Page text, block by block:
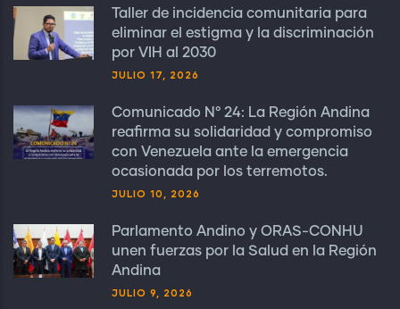
Taller de incidencia comunitaria para
eliminar el estigma y la discriminación
por VIH al 2030
JULIO 17, 2026
Comunicado N° 24: La Región Andina
reafirma su solidaridad y compromiso
con Venezuela ante la emergencia
ocasionada por los terremotos.
JULIO 10, 2026
Parlamento Andino y ORAS-CONHU
unen fuerzas por la Salud en la Región
Andina
JULIO 9, 2026